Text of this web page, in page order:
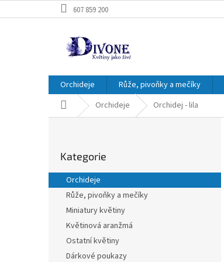
na
607 859 200
Orchideje Růže, pivoňky a mečíky
Domů Orchideje Orchidej - lila
r
a
kategorie
Kategorie
Orchideje
Růže, pivoňky a mečíky
Miniatury květiny
Květinová aranžmá
Ostatní květiny
Dárkové poukazy